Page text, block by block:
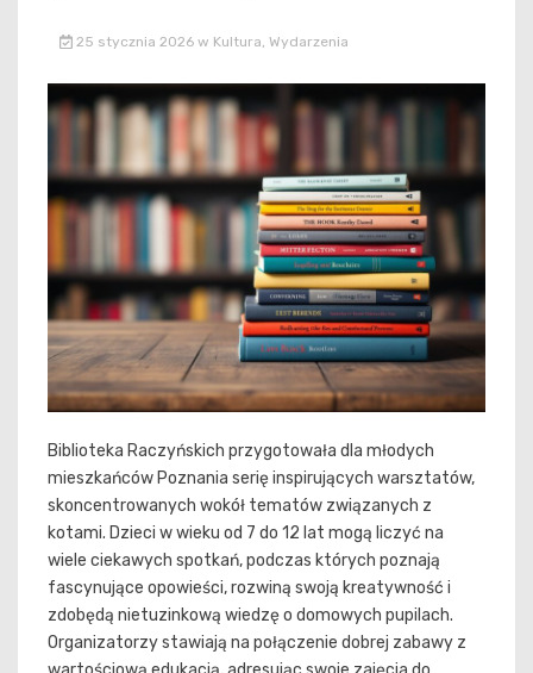
25 stycznia 2026 w Kultura, Wydarzenia
Biblioteka Raczyńskich przygotowała dla młodych
mieszkańców Poznania serię inspirujących warsztatów,
skoncentrowanych wokół tematów związanych z
kotami. Dzieci w wieku od 7 do 12 lat mogą liczyć na
wiele ciekawych spotkań, podczas których poznają
fascynujące opowieści, rozwiną swoją kreatywność i
zdobędą nietuzinkową wiedzę o domowych pupilach.
Organizatorzy stawiają na połączenie dobrej zabawy z